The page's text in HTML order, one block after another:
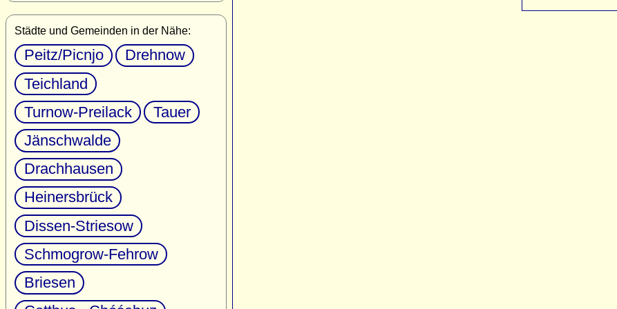
Städte und Gemeinden in der Nähe:
Peitz/Picnjo
Drehnow
Teichland
Turnow-Preilack
Tauer
Jänschwalde
Drachhausen
Heinersbrück
Dissen-Striesow
Schmogrow-Fehrow
Briesen